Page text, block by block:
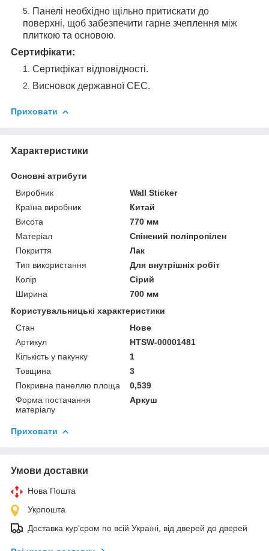
Панелі необхідно щільно притискати до
поверхні, щоб забезпечити гарне зчеплення між
плиткою та основою.
Сертифікати:
Сертифікат відповідності.
Висновок державної СЕС.
Приховати
Характеристики
Основні атрибути
Виробник
Wall Sticker
Країна виробник
Китай
Висота
770 мм
Матеріал
Спінений поліпропілен
Покриття
Лак
Тип використання
Для внутрішніх робіт
Колір
Сірий
Ширина
700 мм
Користувальницькі характеристики
Стан
Нове
Артикул
HTSW-00001481
Кількість у пакунку
1
Товщина
3
Покривна панеллю площа
0,539
Форма постачання
матеріалу
Аркуш
Приховати
Умови доставки
Нова Пошта
Укрпошта
Доставка кур'єром по всій Україні, від дверей до дверей